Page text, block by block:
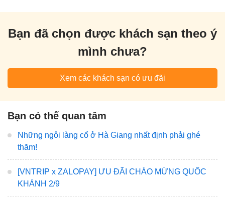
Bạn đã chọn được khách sạn theo ý
mình chưa?
Xem các khách sạn có ưu đãi
Bạn có thể quan tâm
Những ngôi làng cổ ở Hà Giang nhất định phải ghé
thăm!
[VNTRIP x ZALOPAY] ƯU ĐÃI CHÀO MỪNG QUỐC
KHÁNH 2/9